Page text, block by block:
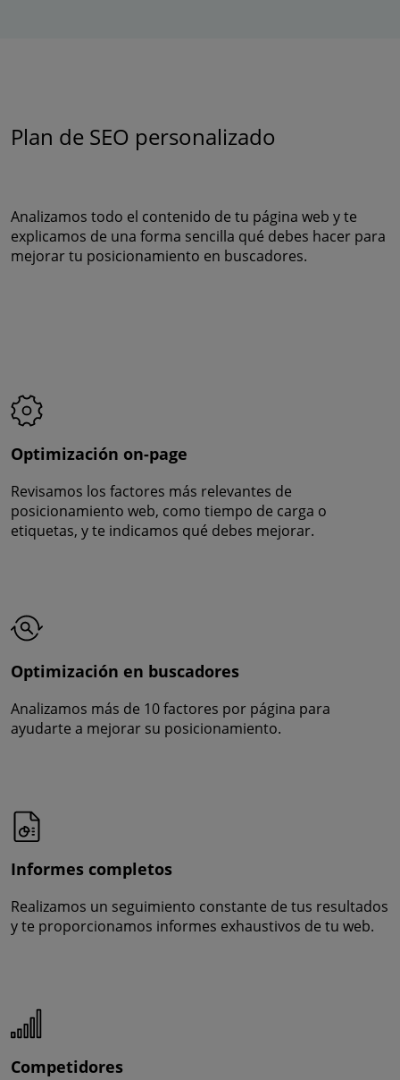
Plan de SEO personalizado
Analizamos todo el contenido de tu página web y te
explicamos de una forma sencilla qué debes hacer para
mejorar tu posicionamiento en buscadores.
Optimización on-page
Revisamos los factores más relevantes de
posicionamiento web, como tiempo de carga o
etiquetas, y te indicamos qué debes mejorar.
Optimización en buscadores
Analizamos más de 10 factores por página para
ayudarte a mejorar su posicionamiento.
Informes completos
Realizamos un seguimiento constante de tus resultados
y te proporcionamos informes exhaustivos de tu web.
Competidores